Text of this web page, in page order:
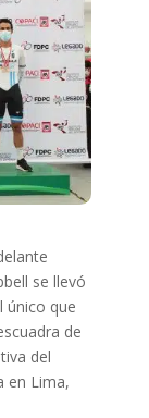
se llevó
único que
de
del
en Lima,